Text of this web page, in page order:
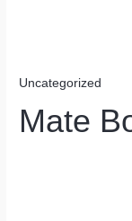
Uncategorized
Mate